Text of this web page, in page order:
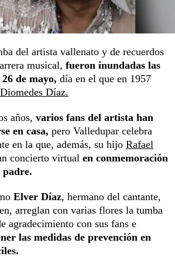
del artista vallenato y de recuerdos
musical, fueron inundadas las
26 de mayo, día en el que en 1957
Diomedes Díaz.
años, varios fans del artista han
en casa, pero Valledupar celebra
en la que, además, su hijo Rafael
concierto virtual en conmemoración
padre.
Elver Díaz, hermano del cantante,
arreglan con varias flores la tumba
agradecimiento con sus fans e
las medidas de prevención en